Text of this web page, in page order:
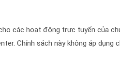
các hoạt động trực tuyến của
Chính sách này không áp